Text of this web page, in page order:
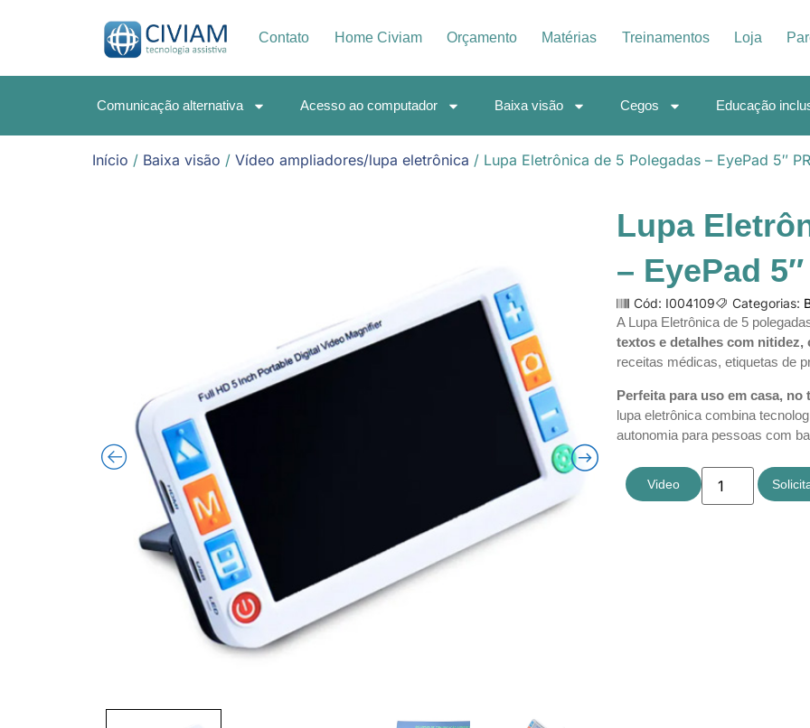
Contato Home Civiam Orçamento Matérias Treinamentos Loja
Comunicação alternativa Acesso ao computador Baixa visão Cegos Educação
Início / Baixa visão / Vídeo ampliadores/lupa eletrônica / Lupa Eletrônica de 5 Polegadas – EyePad 5″
Lupa
– EyePad
Cód: I004109 Categorias:
A Lupa Eletrônica de 5
textos e detalhes com
receitas médicas, etiquetas de
Perfeita para uso em casa,
lupa eletrônica combina
autonomia para pessoas com
Video